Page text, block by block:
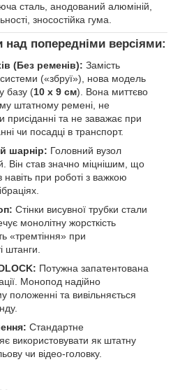
сталь, анодований алюміній,
зносостійка гума.
над попередніми версіями:
(Без ременів): Замість
системи («збруї»), нова модель
базу (10 х 9 см). Вона миттєво
штатному ремені, не
присіданні та не заважає при
чи посадці в транспорт.
шарнір: Головний вузол
Він став значно міцнішим, що
при роботі з важкою
Стінки висувної трубки стали
монолітну жорсткість
«тремтіння» при
штанги.
Потужна запатентована
Монопод надійно
положенні та вивільняється
Стандартне
використовувати як штатну
чи відео-головку.